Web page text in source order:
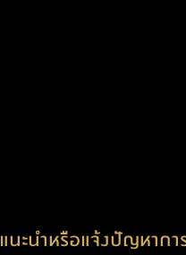
แนะนำหรือแจ้งปัญหากา